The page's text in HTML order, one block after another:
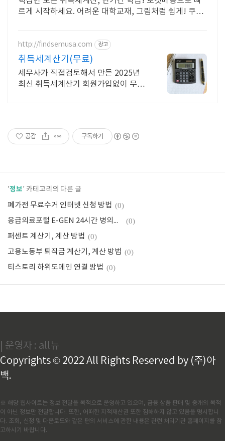
르게 시작하세요. 어려운 대학교재, 그림처럼 쉽게! 쿠팡
http://findsemusa.com 광고
취득세계산기(무료)
세무사가 직접검토해서 만든 2025년
최신 취득세계산기 회원가입없이 무료
공감 구독하기
'정보' 카테고리의 다른 글
폐가전 무료수거 인터넷 신청 방법 (0)
응급의료포털 E-GEN 24시간 병의원, 약국 찾기 (0)
퍼센트 계산기, 계산 방법 (0)
고용노동부 퇴직금 계산기, 계산 방법 (0)
티스토리 하위도메인 연결 방법 (0)
| 운영자 : all뉴
Copyrights © 2022 All Rights Reserved by (주)아
백.
※ 해당 웹사이트는 정보 전달을 목적으로 운영하고 있으며, 금융 상품 판매 및 중개의 목적
이 아닌 정보만 전달합니다. 또한, 어떠한 지적재산권 또한 침해하지 않고 있음을 명시합니
다. 조회, 신청 및 다운로드와 같은 편의 서비스에 관한 내용은 관련 처리기관 홈페이지를 참
고하시기 바랍니다.